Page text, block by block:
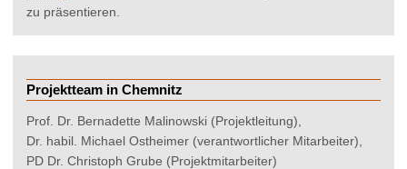
zu präsentieren.
Projektteam in Chemnitz
Prof. Dr. Bernadette Malinowski (Projektleitung),
Dr. habil. Michael Ostheimer (verantwortlicher Mitarbeiter),
PD Dr. Christoph Grube (Projektmitarbeiter)